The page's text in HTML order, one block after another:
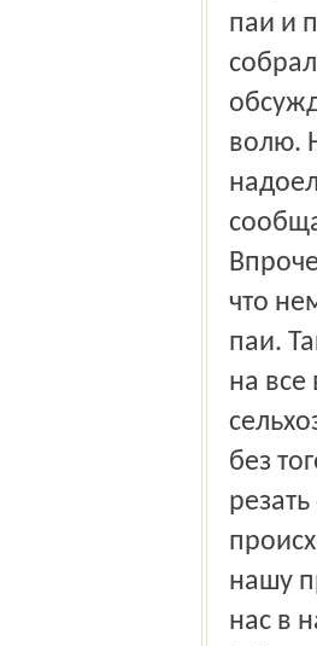
паи и
волю.
что
паи.
на все
без
нашу
нас в